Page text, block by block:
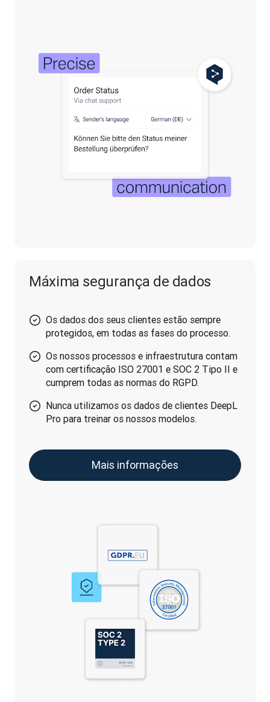
Máxima segurança de dados
Os dados dos seus clientes estão sempre
protegidos, em todas as fases do processo.
Os nossos processos e infraestrutura contam
com certificação ISO 27001 e SOC 2 Tipo II e
cumprem todas as normas do RGPD.
Nunca utilizamos os dados de clientes DeepL
Pro para treinar os nossos modelos.
Mais informações